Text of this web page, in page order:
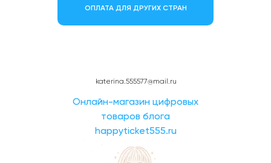
ОПЛАТА ДЛЯ ДРУГИХ СТРАН
Онлайн-магазин цифровых
товаров блога
happyticket555.ru
katerina.555577@mail.ru